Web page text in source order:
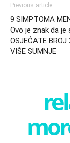
Previous article
9 SIMPTOMA
Ovo je znak da je
OSJEĆATE
VIŠE SUMNJE